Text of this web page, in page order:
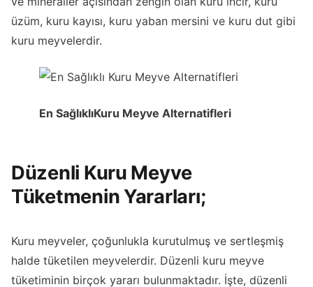
üzüm, kuru kayısı, kuru yaban mersini ve kuru dut gibi
kuru meyvelerdir.
En SağlıklıKuru Meyve Alternatifleri
Düzenli Kuru Meyve
Tüketmenin Yararları;
Kuru meyveler, çoğunlukla kurutulmuş ve sertleşmiş
halde tüketilen meyvelerdir. Düzenli kuru meyve
tüketiminin birçok yararı bulunmaktadır. İşte, düzenli